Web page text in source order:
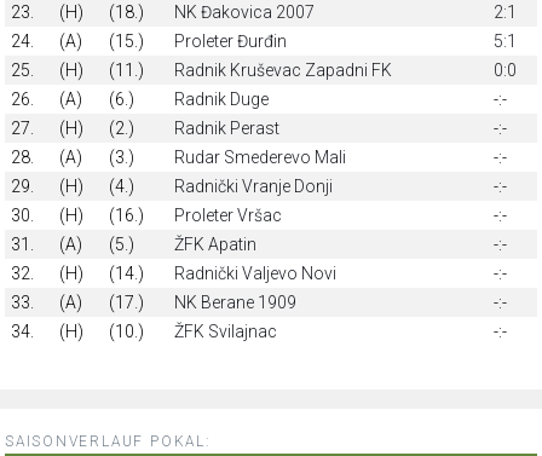
23.
(H) (18.) NK Đakovica 2007
2:1
24.
(A) (15.) Proleter Đurđin
5:1
25.
(H) (11.) Radnik Kruševac Zapadni FK
0:0
26.
(A) (6.) Radnik Duge
-:-
27.
(H) (2.) Radnik Perast
-:-
28.
(A) (3.) Rudar Smederevo Mali
-:-
29.
(H) (4.) Radnički Vranje Donji
-:-
30.
(H) (16.) Proleter Vršac
-:-
31.
(A) (5.) ŽFK Apatin
-:-
32.
(H) (14.) Radnički Valjevo Novi
-:-
33.
(A) (17.) NK Berane 1909
-:-
34.
(H) (10.) ŽFK Svilajnac -:-
SAISONVERLAUF POKAL: